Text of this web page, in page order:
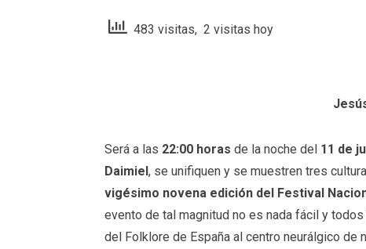
483 visitas, 2 visitas hoy
Será a las 22:00 horas de la noche del 11 de
Daimiel, se unifiquen y se muestren tres
vigésimo novena edición del Festival
evento de tal magnitud no es nada fácil y
del Folklore de España al centro neurálgico de